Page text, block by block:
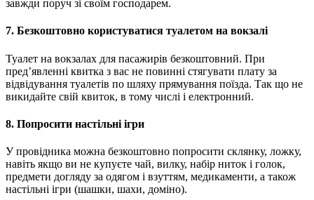
завжди поруч зі своїм господарем.
7. Безкоштовно користуватися туалетом на вокзалі
Туалет на вокзалах для пасажирів безкоштовний. При
пред’явленні квитка з вас не повинні стягувати плату за
відвідування туалетів по шляху прямування поїзда. Так що не
викидайте свій квиток, в тому числі і електронний.
8. Попросити настільні ігри
У провідника можна безкоштовно попросити склянку, ложку,
навіть якщо ви не купуєте чай, вилку, набір ниток і голок,
предмети догляду за одягом і взуттям, медикаменти, а також
настільні ігри (шашки, шахи, доміно).